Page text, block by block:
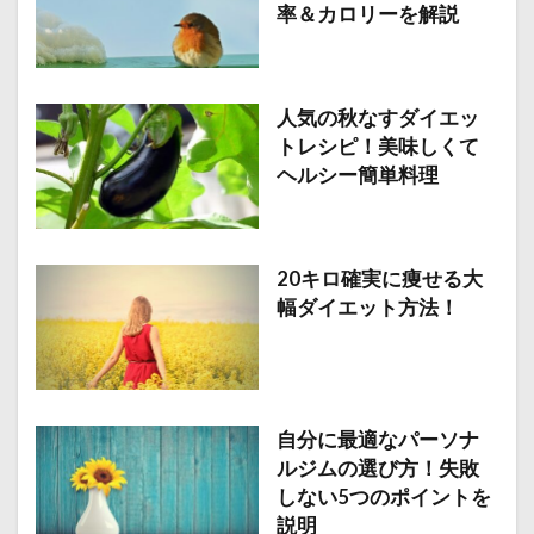
率＆カロリーを解説
人気の秋なすダイエッ
トレシピ！美味しくて
ヘルシー簡単料理
20キロ確実に痩せる大
幅ダイエット方法！
自分に最適なパーソナ
ルジムの選び方！失敗
しない5つのポイントを
説明